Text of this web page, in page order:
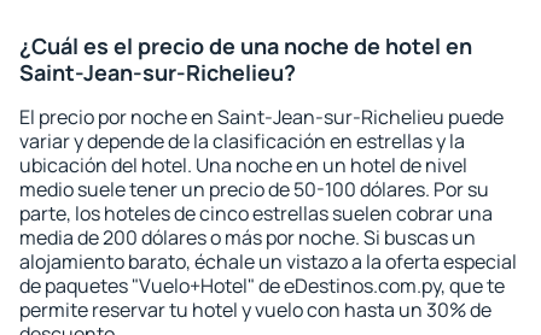
¿Cuál es el precio de una noche de hotel en
Saint-Jean-sur-Richelieu?
El precio por noche en Saint-Jean-sur-Richelieu puede
variar y depende de la clasificación en estrellas y la
ubicación del hotel. Una noche en un hotel de nivel
medio suele tener un precio de 50-100 dólares. Por su
parte, los hoteles de cinco estrellas suelen cobrar una
media de 200 dólares o más por noche. Si buscas un
alojamiento barato, échale un vistazo a la oferta especial
de paquetes "Vuelo+Hotel" de eDestinos.com.py, que te
permite reservar tu hotel y vuelo con hasta un 30% de